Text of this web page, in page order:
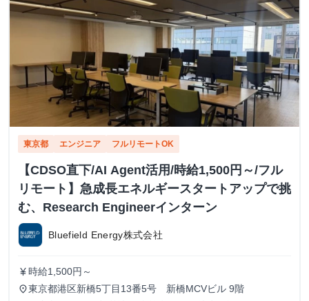
東京都 エンジニア フルリモートOK
【CDSO直下/AI Agent活用/時給1,500円～/フル
リモート】急成長エネルギースタートアップで挑
む、Research Engineerインターン
Bluefield Energy株式会社
currency_yen 時給1,500円～
place東京都港区新橋5丁目13番5号 新橋MCVビル 9階